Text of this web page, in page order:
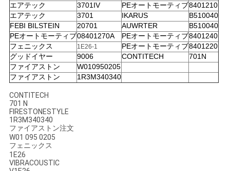
PRIVACY
POLICY
エアテック
3701IV PEオートモーティブ8401210
エアテック
3701 IKARUS
B510040
FEBI BILSTEIN
20701 AUWRTER
B510040
PEオートモーティブ08401270A PEオートモーティブ8401240
フェニックス
1E26-1 PEオートモーティブ8401220
グッドイヤー
9006 CONTITECH
701N
ファイアストン
W010950205
ファイアストン
1R3M340340
CONTITECH
701 N
FIRESTONESTYLE
1R3M340340
ファイアストン注文
W01 095 0205
フェニックス
1E26
VIBRACOUSTIC